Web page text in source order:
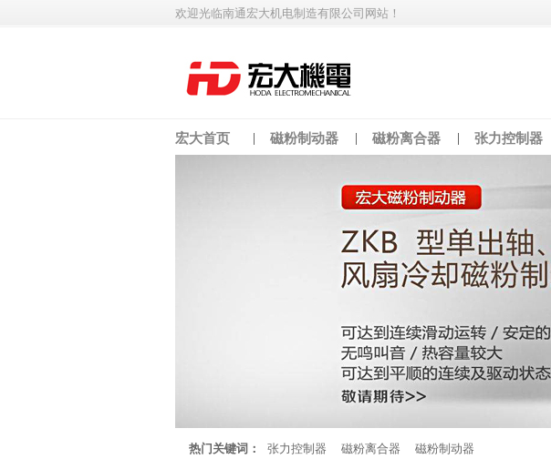
欢迎光临南通宏大机电制造有限公司网站！
宏大首页 磁粉制动器 磁粉离合器 张力控制器
热门关键词： 张力控制器 磁粉离合器 磁粉制动器